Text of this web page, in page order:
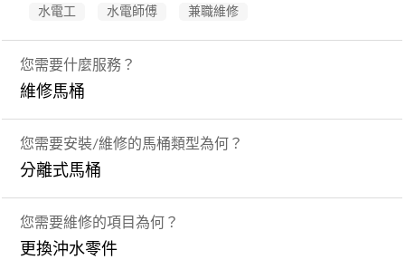
水電工 水電師傅 兼職維修
您需要什麼服務？
維修馬桶
您需要安裝/維修的馬桶類型為何？
分離式馬桶
您需要維修的項目為何？
更換沖水零件